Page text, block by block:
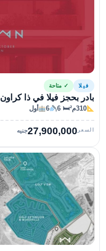
فيلا ✓ متاحة
بادر بحجز فيلا في ذا كراون 6 أكتوبر 310متراً
310م² 🛏 6
6 أول
السعر 27,900,000جنيه